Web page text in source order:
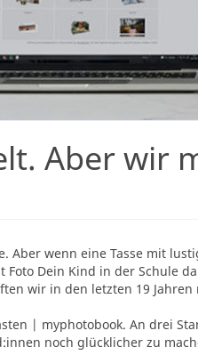
Aber wir
Aber wenn eine Tasse mit
Dein Kind in der Schule
wir in den letzten 19
| myphotobook. An drei
noch glücklicher zu